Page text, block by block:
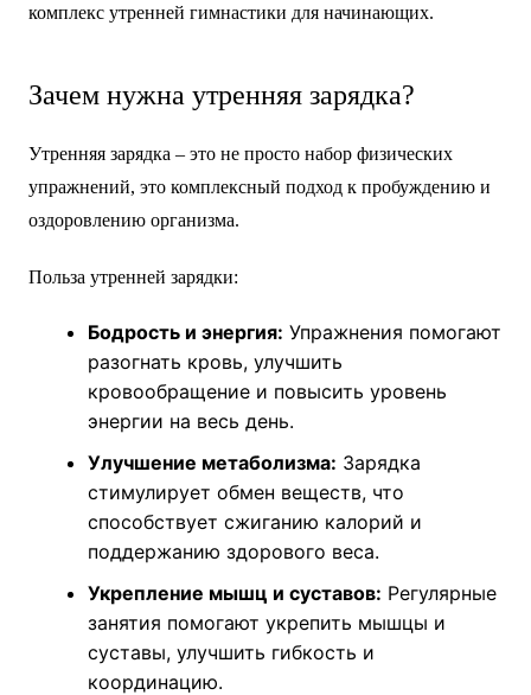
комплекс утренней гимнастики для начинающих.
Зачем нужна утренняя зарядка?
Утренняя зарядка – это не просто набор физических
упражнений, это комплексный подход к пробуждению и
оздоровлению организма.
Польза утренней зарядки:
Бодрость и энергия: Упражнения помогают
разогнать кровь, улучшить
кровообращение и повысить уровень
энергии на весь день.
Улучшение метаболизма: Зарядка
стимулирует обмен веществ, что
способствует сжиганию калорий и
поддержанию здорового веса.
Укрепление мышц и суставов: Регулярные
занятия помогают укрепить мышцы и
суставы, улучшить гибкость и
координацию.